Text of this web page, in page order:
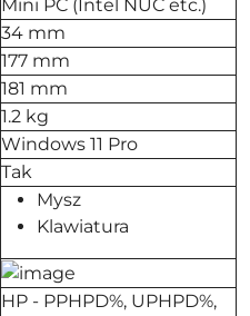
Mini PC (Intel NUC etc.)
34 mm
177 mm
181 mm
1.2 kg
Windows 11 Pro
Tak
Mysz
Klawiatura
HP - PPHPD%, UPHPD%,